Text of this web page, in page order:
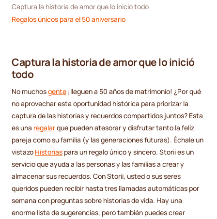
Captura la historia de amor que lo inició todo
Regalos únicos para el 50 aniversario
Captura la historia de amor que lo inició
todo
No muchosgente ¡lleguen a 50 años de matrimonio! ¿Por qué
no aprovechar esta oportunidad histórica para priorizar la
captura de las historias y recuerdos compartidos juntos? Esta
es una regalarque pueden atesorar y disfrutar tanto la feliz
pareja como su familia (y las generaciones futuras). Échale un
vistazo Historias para un regalo único y sincero. Storii es un
servicio que ayuda a las personas y las familias a crear y
almacenar sus recuerdos. Con Storii, usted o sus seres
queridos pueden recibir hasta tres llamadas automáticas por
semana con preguntas sobre historias de vida. Hay una
enorme lista de sugerencias, pero también puedes crear